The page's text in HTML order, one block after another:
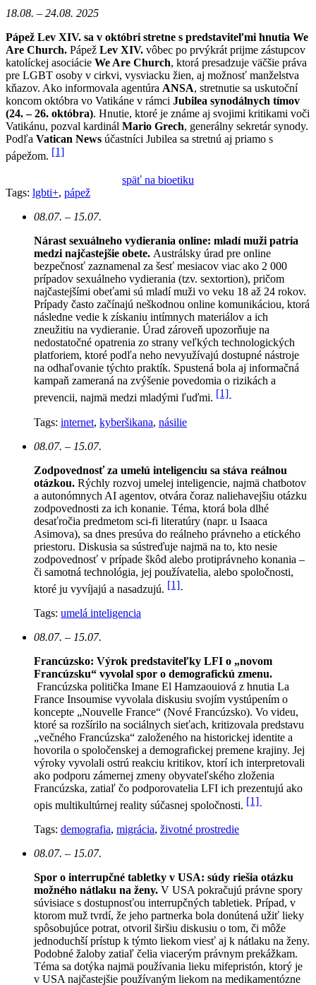
18.08. – 24.08. 2025
Pápež Lev XIV. sa v októbri stretne s predstaviteľmi hnutia We
Are Church. Pápež Lev XIV. vôbec po prvýkrát prijme zástupcov
katolíckej asociácie We Are Church, ktorá presadzuje väčšie práva
pre LGBT osoby v cirkvi, vysviacku žien, aj možnosť manželstva
kňazov. Ako informovala agentúra ANSA, stretnutie sa uskutoční
koncom októbra vo Vatikáne v rámci Jubilea synodálnych tímov
(24. – 26. októbra). Hnutie, ktoré je známe aj svojimi kritikami voči
Vatikánu, pozval kardinál Mario Grech, generálny sekretár synody.
Podľa Vatican News účastníci Jubilea sa stretnú aj priamo s
pápežom. [1]
späť na bioetiku
Tags: lgbti+, pápež
08.07. – 15.07.
Nárast sexuálneho vydierania online: mladí muži patria
medzi najčastejšie obete. Austrálsky úrad pre online
bezpečnosť zaznamenal za šesť mesiacov viac ako 2 000
prípadov sexuálneho vydierania (tzv. sextortion), pričom
najčastejšími obeťami sú mladí muži vo veku 18 až 24 rokov.
Prípady často začínajú neškodnou online komunikáciou, ktorá
následne vedie k získaniu intímnych materiálov a ich
zneužitiu na vydieranie. Úrad zároveň upozorňuje na
nedostatočné opatrenia zo strany veľkých technologických
platforiem, ktoré podľa neho nevyužívajú dostupné nástroje
na odhaľovanie týchto praktík. Spustená bola aj informačná
kampaň zameraná na zvýšenie povedomia o rizikách a
prevencii, najmä medzi mladými ľuďmi. [1]
Tags: internet, kyberšikana, násilie
08.07. – 15.07.
Zodpovednosť za umelú inteligenciu sa stáva reálnou
otázkou. Rýchly rozvoj umelej inteligencie, najmä chatbotov
a autonómnych AI agentov, otvára čoraz naliehavejšiu otázku
zodpovednosti za ich konanie. Téma, ktorá bola dlhé
desaťročia predmetom sci-fi literatúry (napr. u Isaaca
Asimova), sa dnes presúva do reálneho právneho a etického
priestoru. Diskusia sa sústreďuje najmä na to, kto nesie
zodpovednosť v prípade škôd alebo protiprávneho konania –
či samotná technológia, jej používatelia, alebo spoločnosti,
ktoré ju vyvíjajú a nasadzujú. [1]
Tags: umelá inteligencia
08.07. – 15.07.
Francúzsko: Výrok predstaviteľky LFI o „novom
Francúzsku“ vyvolal spor o demografickú zmenu.
Francúzska politička Imane El Hamzaouiová z hnutia La
France Insoumise vyvolala diskusiu svojím vystúpením o
koncepte „Nouvelle France“ (Nové Francúzsko). Vo videu,
ktoré sa rozšírilo na sociálnych sieťach, kritizovala predstavu
„večného Francúzska“ založeného na historickej identite a
hovorila o spoločenskej a demografickej premene krajiny. Jej
výroky vyvolali ostrú reakciu kritikov, ktorí ich interpretovali
ako podporu zámernej zmeny obyvateľského zloženia
Francúzska, zatiaľ čo podporovatelia LFI ich prezentujú ako
opis multikultúrnej reality súčasnej spoločnosti. [1]
Tags: demografia, migrácia, životné prostredie
08.07. – 15.07.
Spor o interrupčné tabletky v USA: súdy riešia otázku
možného nátlaku na ženy. V USA pokračujú právne spory
súvisiace s dostupnosťou interrupčných tabletiek. Prípad, v
ktorom muž tvrdí, že jeho partnerka bola donútená užiť lieky
spôsobujúce potrat, otvoril širšiu diskusiu o tom, či môže
jednoduchší prístup k týmto liekom viesť aj k nátlaku na ženy.
Podobné žaloby zatiaľ čelia viacerým právnym prekážkam.
Téma sa dotýka najmä používania lieku mifepristón, ktorý je
v USA najčastejšie používaným liekom na medikamentózne